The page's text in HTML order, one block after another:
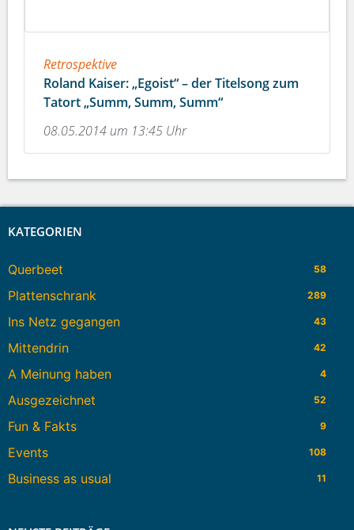
Retrospektive
Roland Kaiser: „Egoist“ – der Titelsong zum
Tatort „Summ, Summ, Summ“
08.05.2014 um 13:45 Uhr
KATEGORIEN
Querbeet 58
Plattenschrank 289
Ins Netz gegangen 43
Mittendrin 42
A Meinung haben 4
Ausgezeichnet 52
Fun & Fakts 9
Events 108
Business as usual 11